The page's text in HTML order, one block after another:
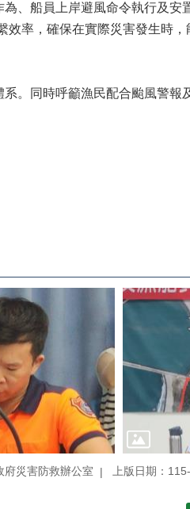
、船員上岸避風命令執行及安
率，確保在實際災害發生時
。同時呼籲漁民配合颱風警報
府災害防救辦公室 上版日期：